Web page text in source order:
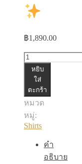
฿1,890.00
จำนวน
เชิ้ต
ชิ้น
หยิบ
ใส่
ตะกร้า
หมวด
หมู่:
Shirts
คำ
อธิบาย